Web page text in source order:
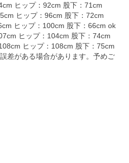
ヒップ：92cm 股下：71cm
ヒップ：96cm 股下：72cm
ヒップ：100cm 股下：66cm ok
ヒップ：104cm 股下：74cm
ヒップ：108cm 股下：75cm
差がある場合があります。予めご